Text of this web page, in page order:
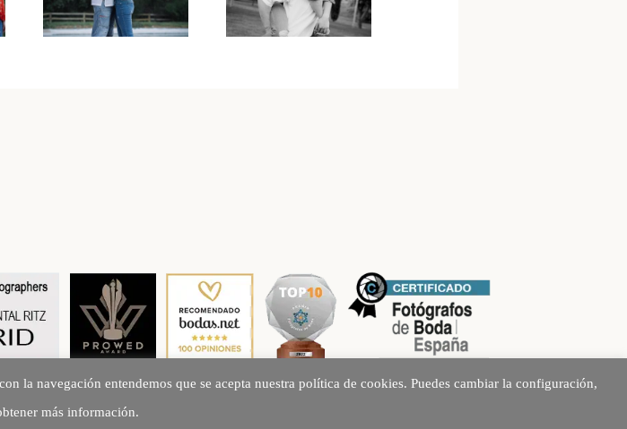
la navegación entendemos que se acepta nuestra política de cookies. Puedes cambiar la configuración,
más información.